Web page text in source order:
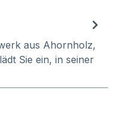
aus Ahornholz,
Sie ein, in seiner